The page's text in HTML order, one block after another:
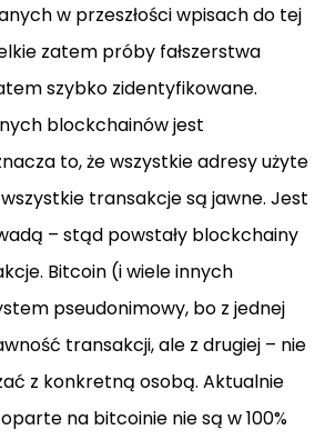
w przeszłości wpisach do tej
zatem próby fałszerstwa
szybko zidentyfikowane.
blockchainów jest
to, że wszystkie adresy użyte
transakcje są jawne. Jest
– stąd powstały blockchainy
Bitcoin (i wiele innych
pseudonimowy, bo z jednej
transakcji, ale z drugiej – nie
z konkretną osobą. Aktualnie
na bitcoinie nie są w 100%